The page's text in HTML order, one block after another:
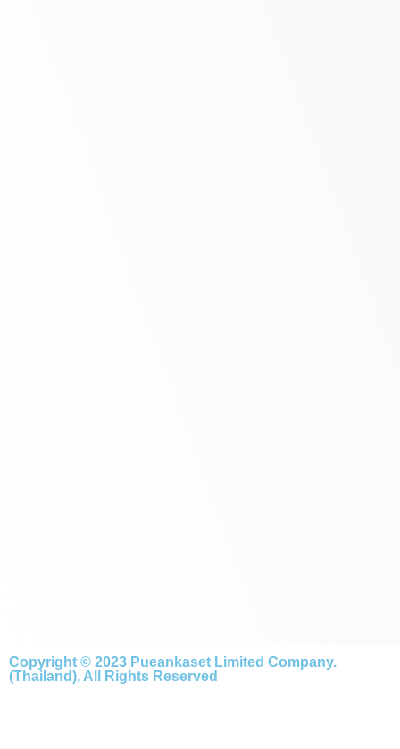
Copyright © 2023 Pueankaset Limited Company.
(Thailand), All Rights Reserved